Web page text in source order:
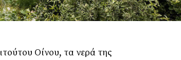
Οίνου, τα νερά της